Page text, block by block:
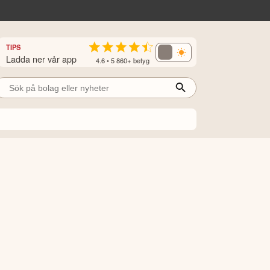
TIPS
Ladda ner vår app 4.6 • 5 860+ betyg